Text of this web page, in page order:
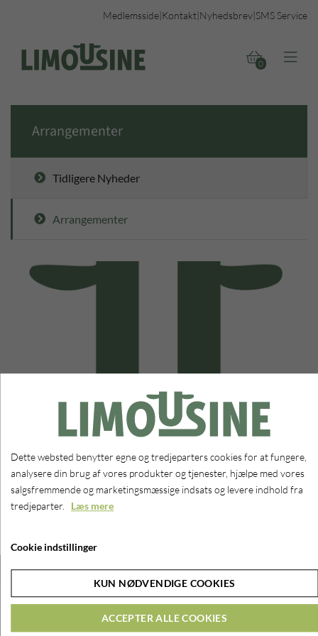
Medlemsside|Kontakt|Nyhedsbrev|SMS Service


0
Arrangementer
Tidligere Nyheder
Arrangementer
Aulum dyrskue
8. AUGUST 2026
Dyrskue
Fra: 08-08-2026
Dette websted benytter egne og tredjeparters cookies for at fungere,
analysere din brug af vores produkter og tjenester, hjælpe med vores
salgsfremmende og marketingsmæssige indsats og levere indhold fra
tredjeparter. Læs mere
Cookie indstillinger
KUN NØDVENDIGE COOKIES
ACCEPTER ALLE COOKIES